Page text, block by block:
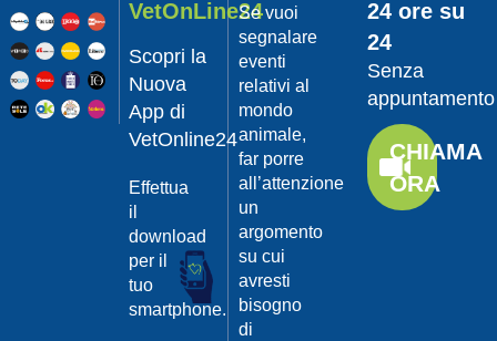
Felici
Manuel
Guarda
il video
da
Dott.
Felici
VetOnLine24
Scopri la
Nuova
App di
VetOnline24
Effettua
il
download
per il
tuo
smartphone.
Se vuoi
segnalare
eventi
relativi al
mondo
animale,
far porre
all’attenzione
un
argomento
su cui
avresti
bisogno
di
24 ore su
24
Senza
appuntamento
CHIAMA
ORA